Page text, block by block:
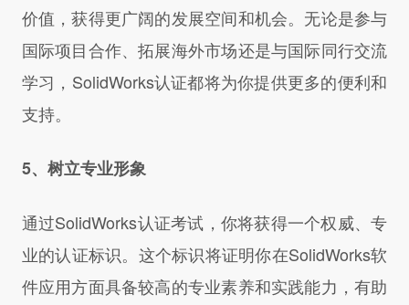
价值，获得更广阔的发展空间和机会。无论是参与
国际项目合作、拓展海外市场还是与国际同行交流
学习，SolidWorks认证都将为你提供更多的便利和
支持。
5、树立专业形象
通过SolidWorks认证考试，你将获得一个权威、专
业的认证标识。这个标识将证明你在SolidWorks软
件应用方面具备较高的专业素养和实践能力，有助